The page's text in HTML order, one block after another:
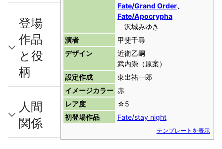
Fate/Grand Order、
Fate/Apocrypha
沢城みゆき
演者
甲斐千尋
デザイン
近衛乙嗣
武内崇（原案）
設定作成
東出祐一郎
イメージカラー 赤
レア度
☆5
初登場作品
Fate/stay night
テンプレートを表示
登場
作品
と役
柄
人間
関係